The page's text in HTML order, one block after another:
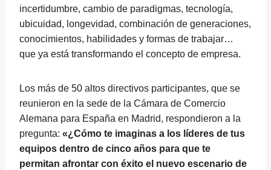
incertidumbre, cambio de paradigmas, tecnología,
ubicuidad, longevidad, combinación de generaciones,
conocimientos, habilidades y formas de trabajar…
que ya está transformando el concepto de empresa.
Los más de 50 altos directivos participantes, que se
reunieron en la sede de la Cámara de Comercio
Alemana para España en Madrid, respondieron a la
pregunta: «¿Cómo te imaginas a los líderes de tus
equipos dentro de cinco años para que te
permitan afrontar con éxito el nuevo escenario de